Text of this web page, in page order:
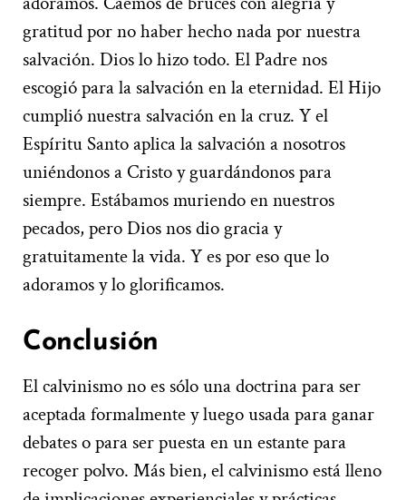
gratitud por no haber hecho nada por nuestra
salvación. Dios lo hizo todo. El Padre nos
escogió para la salvación en la eternidad. El Hijo
cumplió nuestra salvación en la cruz. Y el
Espíritu Santo aplica la salvación a nosotros
uniéndonos a Cristo y guardándonos para
siempre. Estábamos muriendo en nuestros
pecados, pero Dios nos dio gracia y
gratuitamente la vida. Y es por eso que lo
adoramos y lo glorificamos.
Conclusión
El calvinismo no es sólo una doctrina para ser
aceptada formalmente y luego usada para ganar
debates o para ser puesta en un estante para
recoger polvo. Más bien, el calvinismo está lleno